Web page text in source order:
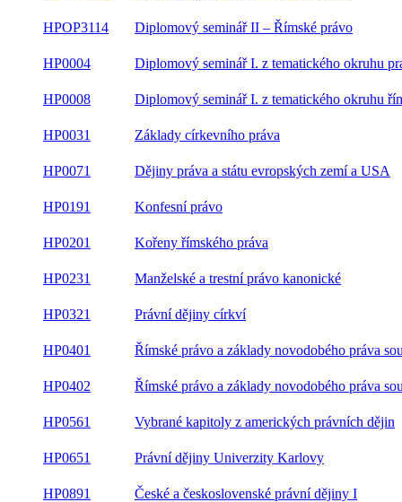
HPOP3114 Diplomový seminář II – Římské právo
HP0004
Diplomový seminář I. z tematického okruhu
dějiny
HP0008
Diplomový seminář I. z tematického okruhu
právo
HP0031
Základy církevního práva
HP0071 Dějiny práva a státu evropských zemí a USA
HP0191 Konfesní právo
HP0201 Kořeny římského práva
HP0231 Manželské a trestní právo kanonické
HP0321 Právní dějiny církví
HP0401
Římské právo a základy novodobého práva
soukromého I
HP0402
Římské právo a základy novodobého práva
soukromého II
HP0561
Vybrané kapitoly z amerických právních dějin
HP0651 Právní dějiny Univerzity Karlovy
HP0891 České a československé právní dějiny I